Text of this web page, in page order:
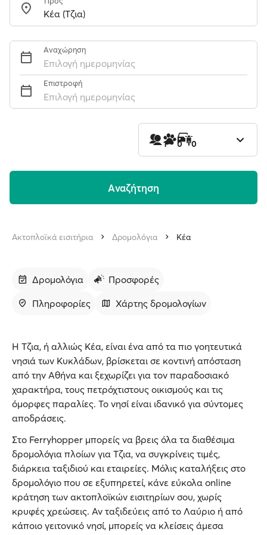
Αναχώρηση
Επιλογή ημερομηνίας
Επιστροφή
Επιλογή ημερομηνίας
1 0 0
Aναζήτηση
Ακτοπλοϊκά εισιτήρια Δρομολόγια Κέα
Δρομολόγια
Προσφορές
Πληροφορίες
Χάρτης δρομολογίων
Η Τζια, ή αλλιώς Κέα, είναι ένα από τα πιο γοητευτικά
νησιά των Κυκλάδων, βρίσκεται σε κοντινή απόσταση
από την Αθήνα και ξεχωρίζει για τον παραδοσιακό
χαρακτήρα, τους πετρόχτιστους οικισμούς και τις
όμορφες παραλίες. Το νησί είναι ιδανικό για σύντομες
αποδράσεις.
Στο Ferryhopper μπορείς να βρεις όλα τα διαθέσιμα
δρομολόγια πλοίων για Τζια, να συγκρίνεις τιμές,
διάρκεια ταξιδιού και εταιρείες. Μόλις καταλήξεις στο
δρομολόγιο που σε εξυπηρετεί, κάνε εύκολα online
κράτηση των ακτοπλοϊκών εισιτηρίων σου, χωρίς
κρυφές χρεώσεις. Αν ταξιδεύεις από το Λαύριο ή από
κάποιο γειτονικό νησί, μπορείς να κλείσεις άμεσα